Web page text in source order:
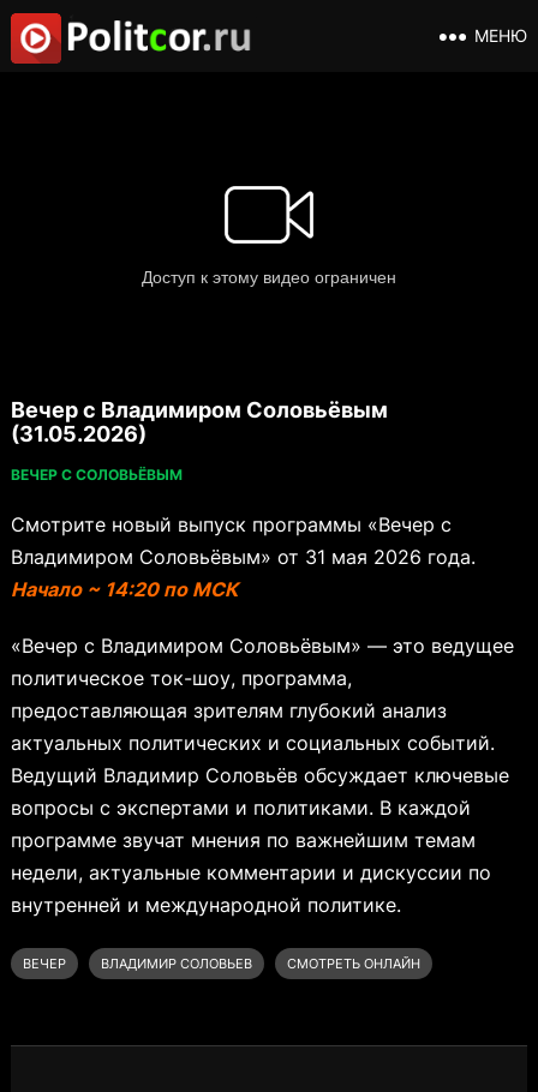
МЕНЮ
Вечер с Владимиром Соловьёвым
(31.05.2026)
ВЕЧЕР С СОЛОВЬЁВЫМ
Смотрите новый выпуск программы «Вечер с
Владимиром Соловьёвым» от 31 мая 2026 года.
Начало ~ 14:20 по МСК
«Вечер с Владимиром Соловьёвым» — это ведущее
политическое ток-шоу, программа,
предоставляющая зрителям глубокий анализ
актуальных политических и социальных событий.
Ведущий Владимир Соловьёв обсуждает ключевые
вопросы с экспертами и политиками. В каждой
программе звучат мнения по важнейшим темам
недели, актуальные комментарии и дискуссии по
внутренней и международной политике.
ВЕЧЕР ВЛАДИМИР СОЛОВЬЕВ СМОТРЕТЬ ОНЛАЙН